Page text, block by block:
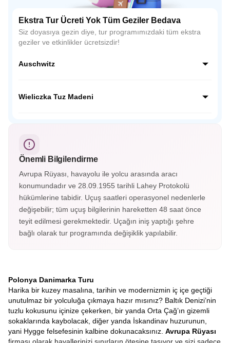
Ekstra Tur Ücreti Yok Tüm Geziler Bedava
Siz doyasıya gezin diye, tur programımızdaki tüm ekstra
geziler ve etkinlikler ücretsizdir!
Auschwitz
Savaşı’nın en büyük Nazi toplama kampıdır. Bugün bir
Wieliczka Tuz Madeni
harikasıdır. Tuzdan oyulmuş tüneller, heykeller ve
şapellerle büyüleyici bir atmosfer sunar.
Önemli Bilgilendirme
Avrupa Rüyası, havayolu ile yolcu arasında aracı
konumundadır ve 28.09.1955 tarihli Lahey Protokolü
hükümlerine tabidir. Uçuş saatleri operasyonel nedenlerle
değişebilir; tüm uçuş bilgilerinin hareketten 48 saat önce
teyit edilmesi gerekmektedir. Uçağın iniş yaptığı şehre
bağlı olarak tur programında değişiklik yapılabilir.
Polonya Danimarka Turu
Harika bir kuzey masalına, tarihin ve modernizmin iç içe geçtiği
unutulmaz bir yolculuğa çıkmaya hazır mısınız? Baltık Denizi’nin
tuzlu kokusunu içinize çekerken, bir yanda Orta Çağ’ın gizemli
sokaklarında kaybolacak, diğer yanda İskandinav huzurunun,
yani Hygge felsefesinin kalbine dokunacaksınız. Avrupa Rüyası